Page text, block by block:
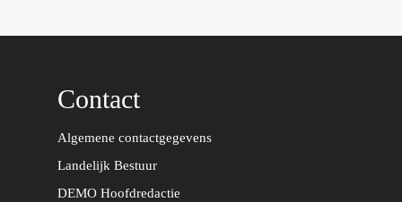
Contact
Algemene contactgegevens
Landelijk Bestuur
DEMO Hoofdredactie